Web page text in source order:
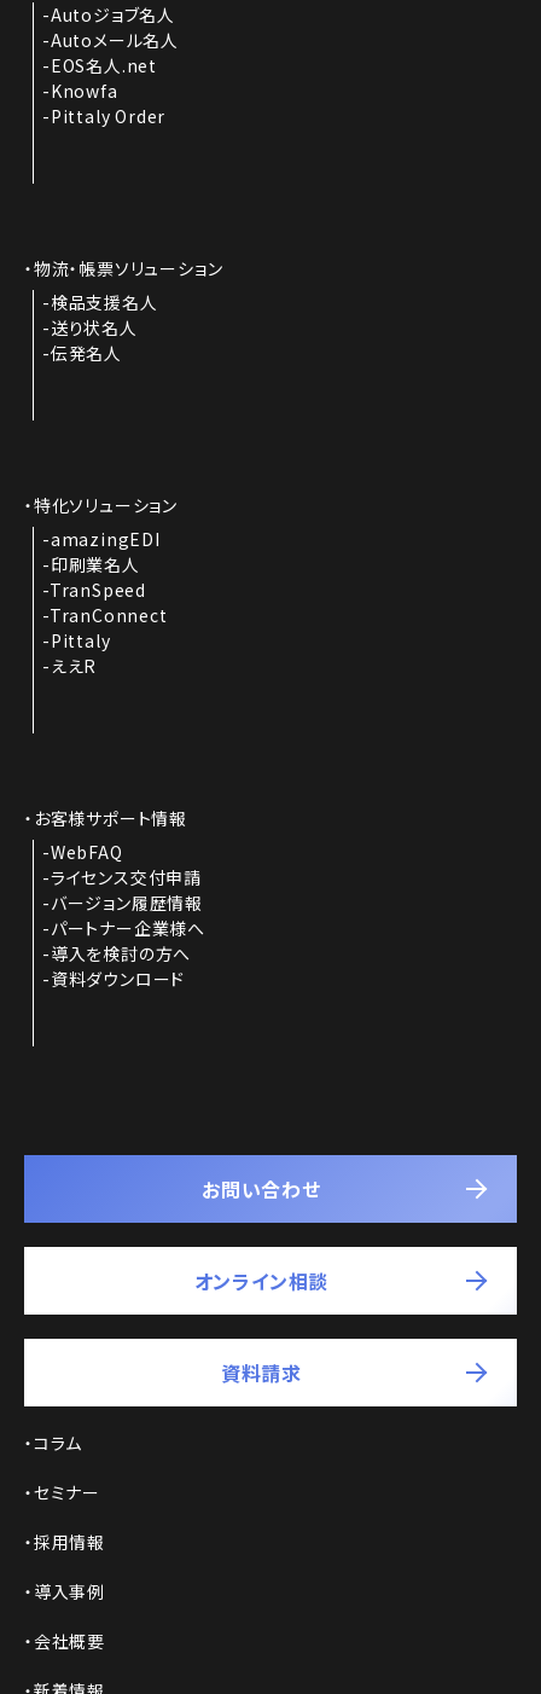
Autoジョブ名人
Autoメール名人
EOS名人.net
Knowfa
Pittaly Order
物流・帳票ソリューション
検品支援名人
送り状名人
伝発名人
特化ソリューション
amazingEDI
印刷業名人
TranSpeed
TranConnect
Pittaly
ええR
お客様サポート情報
WebFAQ
ライセンス交付申請
バージョン履歴情報
パートナー企業様へ
導入を検討の方へ
資料ダウンロード
お問い合わせ
オンライン相談
資料請求
コラム
セミナー
採用情報
導入事例
会社概要